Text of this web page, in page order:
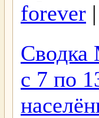
forever
с 7 по